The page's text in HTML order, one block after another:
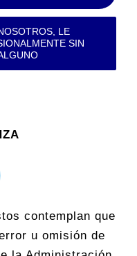
LE
SIN
contemplan que
u omisión de